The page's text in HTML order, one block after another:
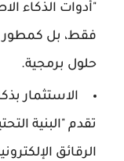
"أدوات الذكاء
فقط، بل كمطور
حلول برمجية.
الاستثمار
تقدم "البنية
الرقائق